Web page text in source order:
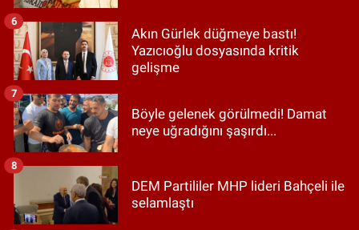
Akın Gürlek düğmeye bastı!
Yazıcıoğlu dosyasında kritik
gelişme
6
Böyle gelenek görülmedi! Damat
neye uğradığını şaşırdı...
7
DEM Partililer MHP lideri Bahçeli ile
selamlaştı
8